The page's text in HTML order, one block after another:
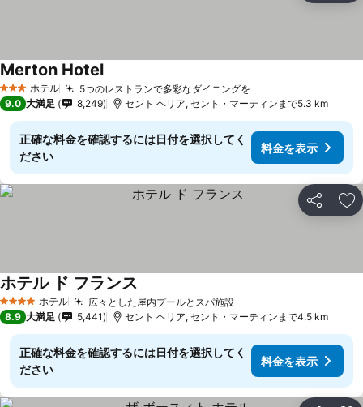
3 ホテルのランク
ホテル 5つのレストランで多彩なダイニングを
Merton Hotel
9.0 大満足 8,249 セント ヘリア, セント・マーティンまで5.3 km
正確な料金を確認するには日付を選択してく
ださい
料金を表示
シェア お
4 ホテルのランク
ホテル 広々とした屋内プールとスパ施設
ホテル ド フランス
8.9 大満足 5,441 セント ヘリア, セント・マーティンまで4.5 km
正確な料金を確認するには日付を選択してく
ださい
料金を表示